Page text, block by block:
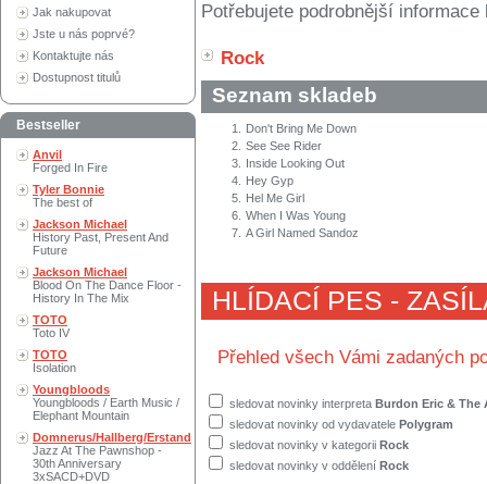
Jak nakupovat
Jste u nás poprvé?
Kontaktujte nás
Dostupnost titulů
Bestseller
Anvil
Forged In Fire
Tyler Bonnie
The best of
Jackson Michael
History Past, Present And
Future
Jackson Michael
Blood On The Dance Floor -
History In The Mix
TOTO
Toto IV
TOTO
Isolation
Youngbloods
Youngbloods / Earth Music /
Elephant Mountain
Domnerus/Hallberg/Erstand
Jazz At The Pawnshop -
30th Anniversary
3xSACD+DVD
Potřebujete podrobnější
Rock
Seznam skladeb
1.
Don't Bring Me Down
2. See See Rider
3.
Inside Looking Out
4.
Hey Gyp
5.
Hel Me Girl
6. When I Was Young
7. A Girl Named Sandoz
HLÍDACÍ PES -
Přehled všech Vámi zadaných
sledovat novinky interpreta Burdon Eric & The
sledovat novinky od vydavatele Polygram
sledovat novinky v kategorii Rock
sledovat novinky v oddělení Rock